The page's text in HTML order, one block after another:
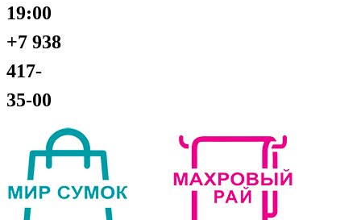
19:00
+7 938
417-
35-00